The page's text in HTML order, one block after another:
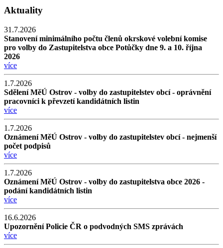
Aktuality
31.7.2026
Stanovení minimálního počtu členů okrskové volební komise
pro volby do Zastupitelstva obce Potůčky dne 9. a 10. října
2026
více
1.7.2026
Sdělení MěÚ Ostrov - volby do zastupitelstev obcí - oprávnění
pracovníci k převzetí kandidátních listin
více
1.7.2026
Oznámení MěÚ Ostrov - volby do zastupitelstev obcí - nejmenší
počet podpisů
více
1.7.2026
Oznámení MěÚ Ostrov - volby do zastupitelstva obce 2026 -
podání kandidátních listin
více
16.6.2026
Upozornění Policie ČR o podvodných SMS zprávách
více